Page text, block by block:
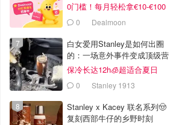
0门槛！每月轻松拿€10-€100
0 Dealmoon
白女爱用Stanley是如何出圈
的：一场意外事件变成顶级营
销案例
保冷长达12h🧊超适合夏日
0 Stanley 1913
Stanley x Kacey 联名系列🤠
复刻西部牛仔的乡野时刻